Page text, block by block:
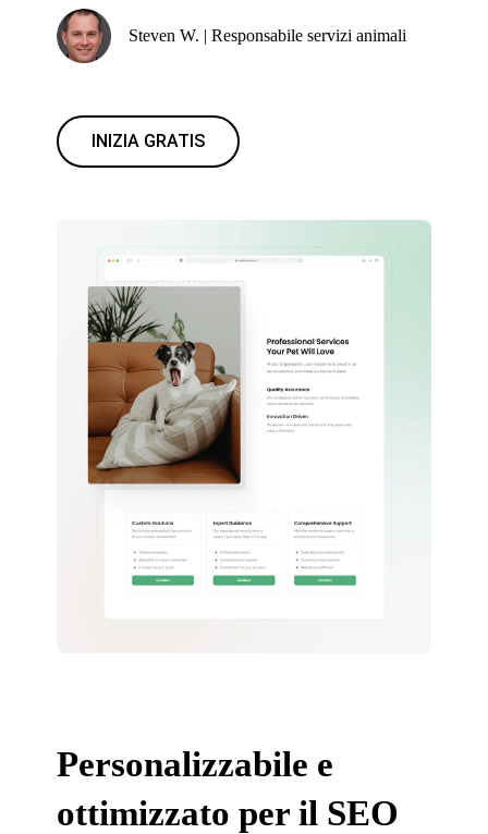
Steven W. | Responsabile servizi animali
INIZIA GRATIS
Personalizzabile e
ottimizzato per il SEO